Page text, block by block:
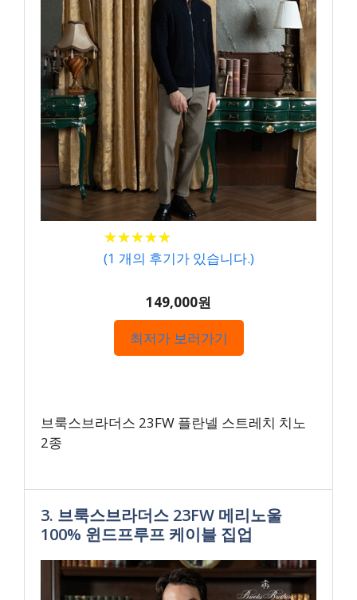
★★★★★
★★★★★
(1 개의 후기가 있습니다.)
149,000원
최저가 보러가기
브룩스브라더스 23FW 플란넬 스트레치 치노
2종
3. 브룩스브라더스 23FW 메리노울
100% 윈드프루프 케이블 집업